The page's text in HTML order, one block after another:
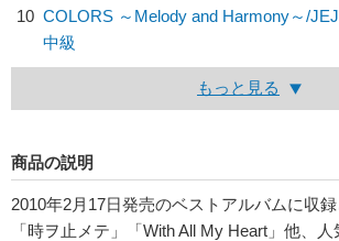
10 COLORS ～Melody and Harmony～/
中級
もっと見る
商品の説明
2010年2月17日発売のベストアルバムに収録
「時ヲ止メテ」「With All My Heart」他、